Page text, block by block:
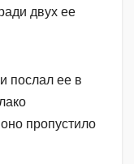
двух ее
послал ее в
пропустило